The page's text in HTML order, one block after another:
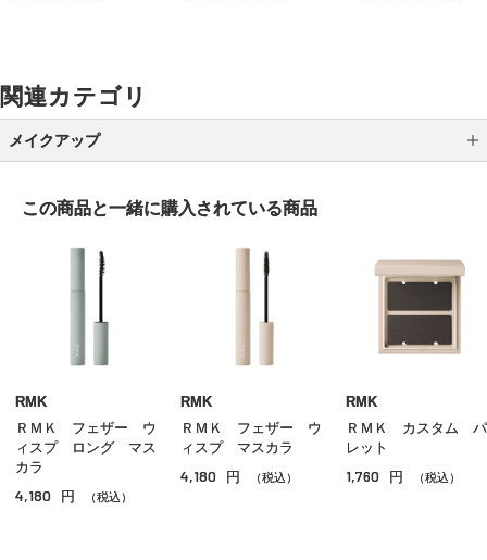
関連カテゴリ
メイクアップ
グロス
チーク
シェーディング・ハイライト
この商品と一緒に購入されている商品
RMK
ＲＭＫ フェザー ウ
ィスプ ロング マス
カラ
4,180 円 （税込）
RMK
ＲＭＫ フェザー ウ
ィスプ マスカラ
4,180 円 （税込）
RMK
ＲＭＫ カスタム パ
レット
1,760 円 （税込）